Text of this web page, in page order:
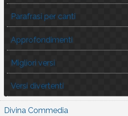
Parafrasi per canti
Approfondimenti
Migliori versi
Versi divertenti
Divina Commedia